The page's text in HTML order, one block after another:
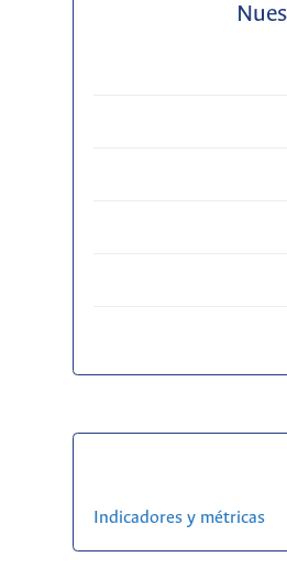
Indicadores y métricas